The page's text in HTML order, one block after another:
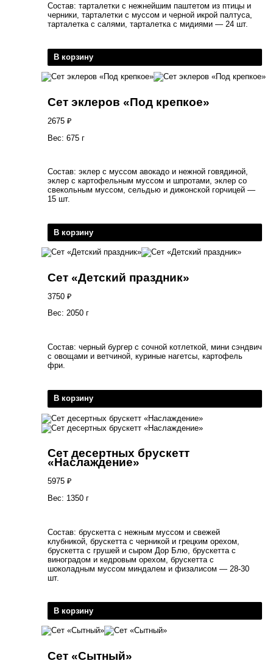
Состав: тарталетки с нежнейшим паштетом из птицы и
черники, тарталетки с муссом и черной икрой палтуса,
тарталетка с салями, тарталетка с мидиями — 24 шт.
В корзину
Сет эклеров «Под крепкое»
2675 ₽
Вес: 675 г
Состав: эклер с муссом авокадо и нежной говядиной,
эклер с картофельным муссом и шпротами, эклер со
свекольным муссом, сельдью и дижонской горчицей —
15 шт.
В корзину
Сет «Детский праздник»
3750 ₽
Вес: 2050 г
Состав: черный бургер с сочной котлеткой, мини сэндвич
с овощами и ветчиной, куриные нагетсы, картофель
фри.
В корзину
Сет десертных брускетт
«Наслаждение»
5975 ₽
Вес: 1350 г
Состав: брускетта с нежным муссом и свежей
клубникой, брускетта с черникой и грецким орехом,
брускетта с грушей и сыром Дор Блю, брускетта с
виноградом и кедровым орехом, брускетта с
шоколадным муссом миндалем и физалисом — 28-30
шт.
В корзину
Сет «Сытный»